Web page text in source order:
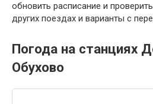
обновить расписание и
других поездах и варианты с
Погода на станциях
Обухово